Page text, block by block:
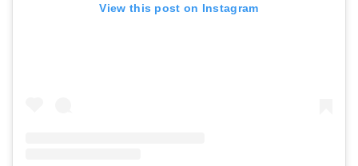
View this post on Instagram